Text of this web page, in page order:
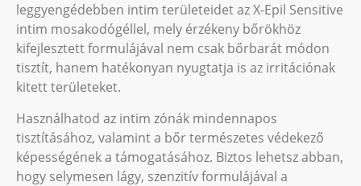
leggyengédebben intim területeidet az X-Epil Sensitive
intim mosakodógéllel, mely érzékeny bőrökhöz
kifejlesztett formulájával nem csak bőrbarát módon
tisztít, hanem hatékonyan nyugtatja is az irritációnak
kitett területeket.
Használhatod az intim zónák mindennapos
tisztításához, valamint a bőr természetes védekező
képességének a támogatásához. Biztos lehetsz abban,
hogy selymesen lágy, szenzitív formulájával a